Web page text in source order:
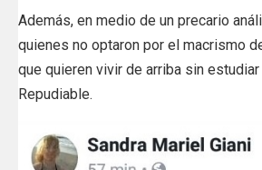
Además, en medio de un precario
quienes no optaron por el macrismo
que quieren vivir de arriba sin estudiar
Repudiable.